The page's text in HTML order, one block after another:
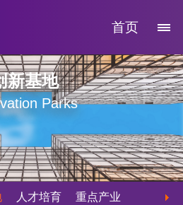
首页
新基地
Parks
人才培育 重点产业 物业运营